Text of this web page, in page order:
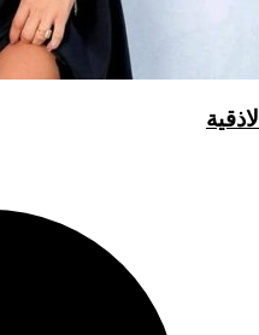
لاذقية